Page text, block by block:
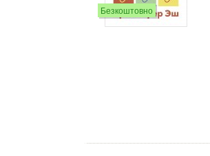
Безкоштовно